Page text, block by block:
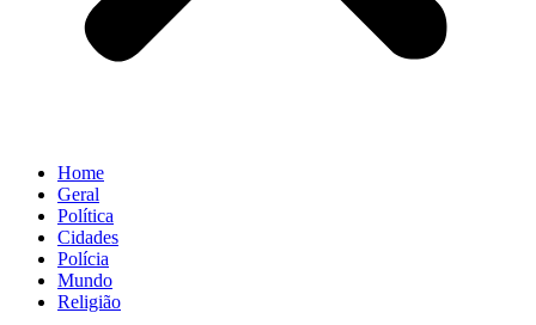
Home
Geral
Política
Cidades
Polícia
Mundo
Religião